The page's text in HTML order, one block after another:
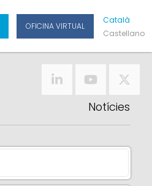
OFICINA VIRTUAL
CatAlà
CasTellano
Notícies